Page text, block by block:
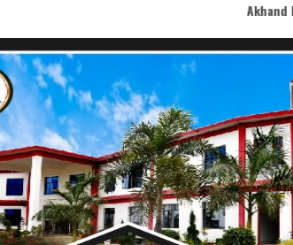
Akhand Bharat welcomes you